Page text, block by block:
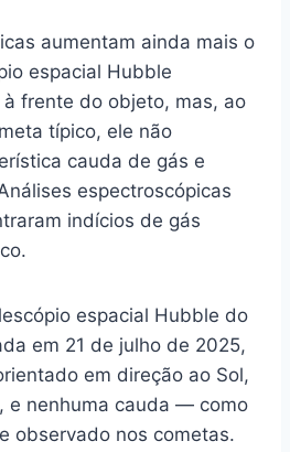
aumentam ainda mais o
espacial Hubble
frente do objeto, mas, ao
típico, ele não
cauda de gás e
espectroscópicas
indícios de gás